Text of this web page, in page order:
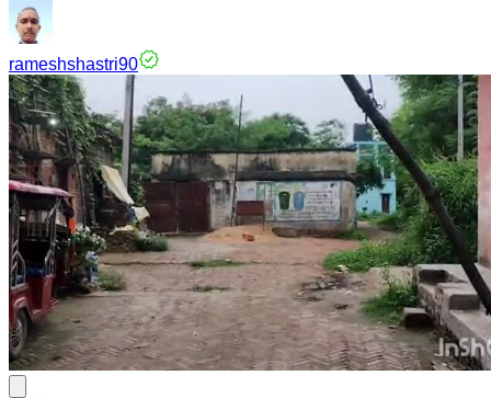
rameshshastri90